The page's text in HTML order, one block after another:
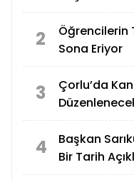
2
Öğrencilerin
Sona Eriyor
3
Çorlu’da
4
Başkan
Bir Tarih